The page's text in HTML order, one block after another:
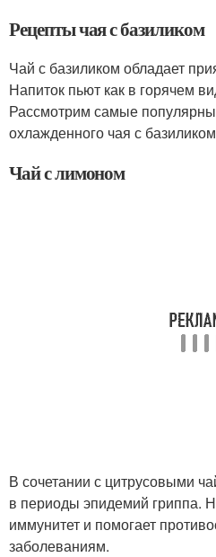
Рецепты чая с базиликом
Чай с базиликом обладает
Напиток пьют как в горячем
Рассмотрим самые
охлажденного чая с
Чай с лимоном
В сочетании с цитрусовыми
в периоды эпидемий гриппа.
иммунитет и помогает
заболеваниям.